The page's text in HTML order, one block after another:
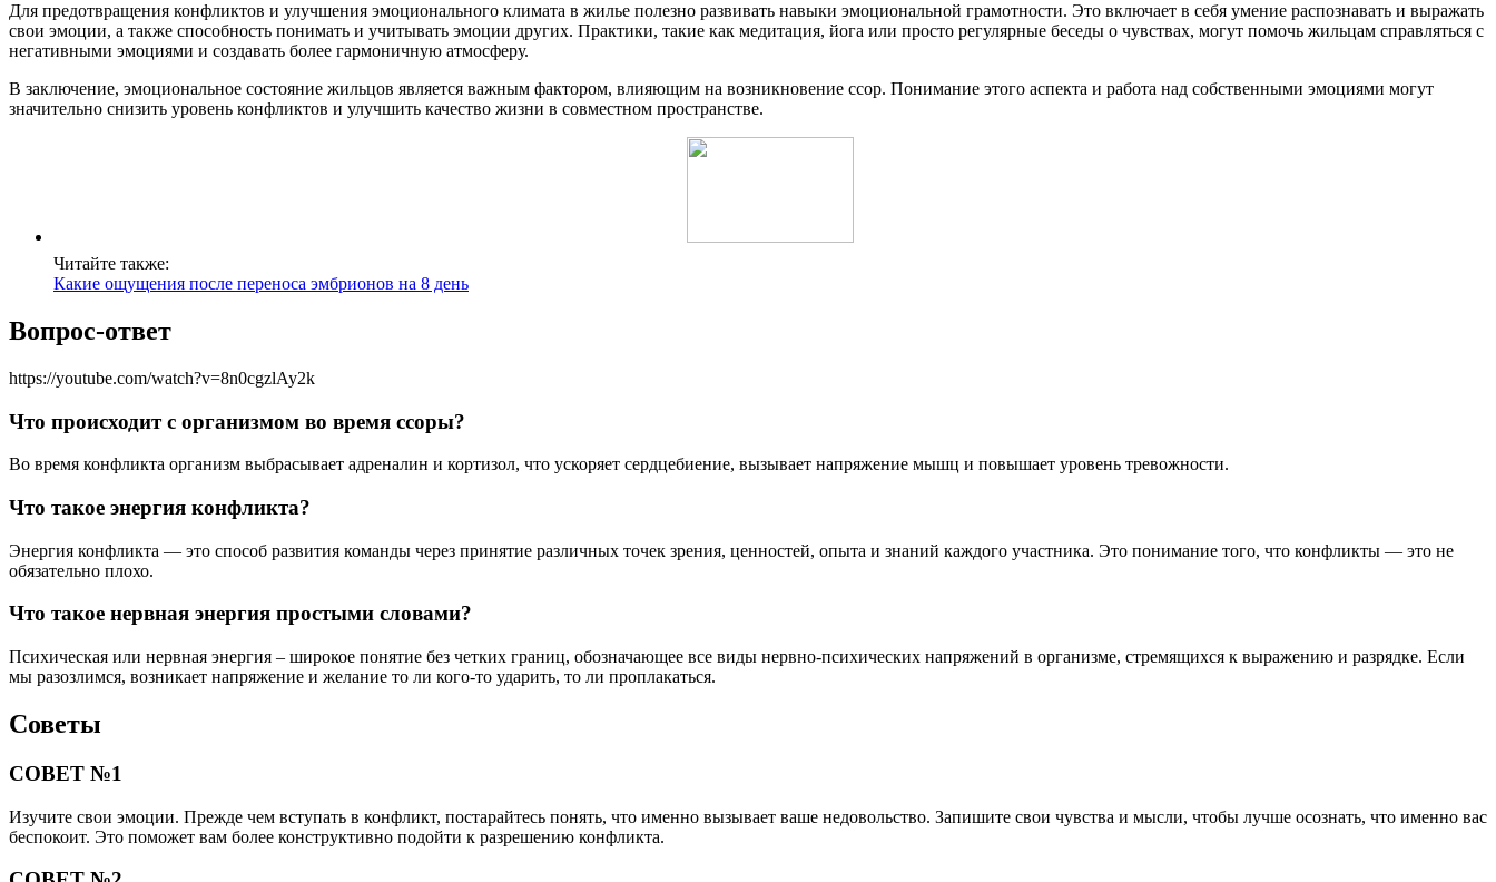
Для предотвращения конфликтов и улучшения эмоционального климата в жилье полезно развивать навыки эмоциональной грамотности. Это включает в себя умение распознавать и выражать
свои эмоции, а также способность понимать и учитывать эмоции других. Практики, такие как медитация, йога или просто регулярные беседы о чувствах, могут помочь жильцам справляться с
негативными эмоциями и создавать более гармоничную атмосферу.
В заключение, эмоциональное состояние жильцов является важным фактором, влияющим на возникновение ссор. Понимание этого аспекта и работа над собственными эмоциями могут
значительно снизить уровень конфликтов и улучшить качество жизни в совместном пространстве.
Читайте также:
Какие ощущения после переноса эмбрионов на 8 день
Вопрос-ответ
https://youtube.com/watch?v=8n0cgzlAy2k
Что происходит с организмом во время ссоры?
Во время конфликта организм выбрасывает адреналин и кортизол, что ускоряет сердцебиение, вызывает напряжение мышц и повышает уровень тревожности.
Что такое энергия конфликта?
Энергия конфликта — это способ развития команды через принятие различных точек зрения, ценностей, опыта и знаний каждого участника. Это понимание того, что конфликты — это не
обязательно плохо.
Что такое нервная энергия простыми словами?
Психическая или нервная энергия – широкое понятие без четких границ, обозначающее все виды нервно-психических напряжений в организме, стремящихся к выражению и разрядке. Если
мы разозлимся, возникает напряжение и желание то ли кого-то ударить, то ли проплакаться.
Советы
СОВЕТ №1
Изучите свои эмоции. Прежде чем вступать в конфликт, постарайтесь понять, что именно вызывает ваше недовольство. Запишите свои чувства и мысли, чтобы лучше осознать, что именно вас
беспокоит. Это поможет вам более конструктивно подойти к разрешению конфликта.